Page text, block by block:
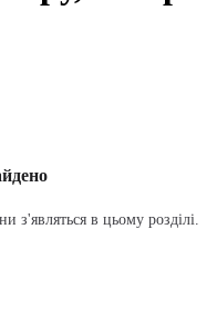
в цьому розділі.